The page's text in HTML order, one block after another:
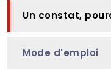
Un constat,
Mode d'emploi